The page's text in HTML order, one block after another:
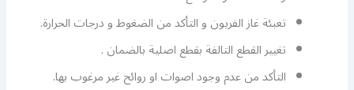
تعبئة غاز الفريون و التأكد من الضغوط و درجات الحرارة.
تغيير القطع التالفة بقطع اصلية بالضمان .
التأكد من عدم وجود اصوات او روائح غير مرغوب بها.